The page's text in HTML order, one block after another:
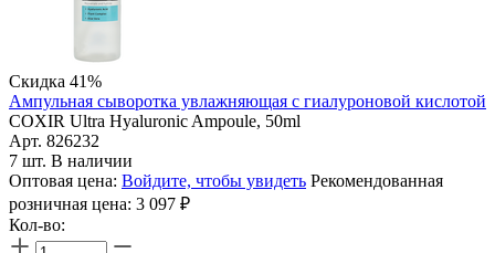
Скидка 41%
Ампульная сыворотка увлажняющая с гиалуроновой кислотой
COXIR Ultra Hyaluronic Ampoule, 50ml
Арт. 826232
7 шт. В наличии
Оптовая цена: Войдите, чтобы увидеть Рекомендованная
розничная цена: 3 097 ₽
Кол-во: